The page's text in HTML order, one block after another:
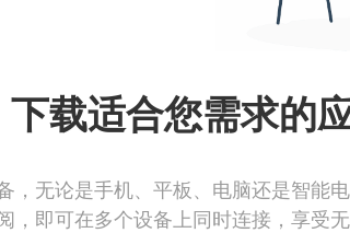
下载适合您需求的
，无论是手机、平板、电脑还是智能
，即可在多个设备上同时连接，享受无